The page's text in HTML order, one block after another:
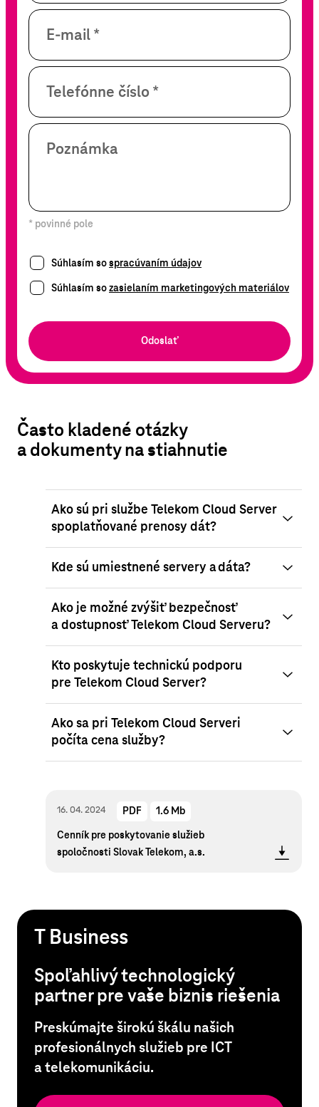
E-mail *
Telefónne číslo *
Poznámka
* povinné pole
Súhlasím sospracúvaním údajov
Súhlasím sozasielaním marketingových materiálov
Odoslať
Často kladené otázky
a dokumenty na stiahnutie
Ako sú pri službe Telekom Cloud Server
spoplatňované prenosy dát?
Kde sú umiestnené servery a dáta?
Ako je možné zvýšiť bezpečnosť
a dostupnosť Telekom Cloud Serveru?
Kto poskytuje technickú podporu
pre Telekom Cloud Server?
Ako sa pri Telekom Cloud Serveri
počíta cena služby?
16. 04. 2024 PDF 1.6 Mb
Cenník pre poskytovanie služieb
spoločnosti Slovak Telekom, a.s.
T Business
Spoľahlivý technologický
partner pre vaše biznis riešenia
Preskúmajte širokú škálu našich
profesionálnych služieb pre ICT
a telekomunikáciu.